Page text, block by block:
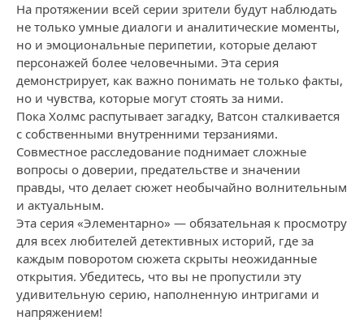
На протяжении всей серии зрители будут наблюдать
не только умные диалоги и аналитические моменты,
но и эмоциональные перипетии, которые делают
персонажей более человечными. Эта серия
демонстрирует, как важно понимать не только факты,
но и чувства, которые могут стоять за ними.
Пока Холмс распутывает загадку, Ватсон сталкивается
с собственными внутренними терзаниями.
Совместное расследование поднимает сложные
вопросы о доверии, предательстве и значении
правды, что делает сюжет необычайно волнительным
и актуальным.
Эта серия «Элементарно» — обязательная к просмотру
для всех любителей детективных историй, где за
каждым поворотом сюжета скрыты неожиданные
открытия. Убедитесь, что вы не пропустили эту
удивительную серию, наполненную интригами и
напряжением!